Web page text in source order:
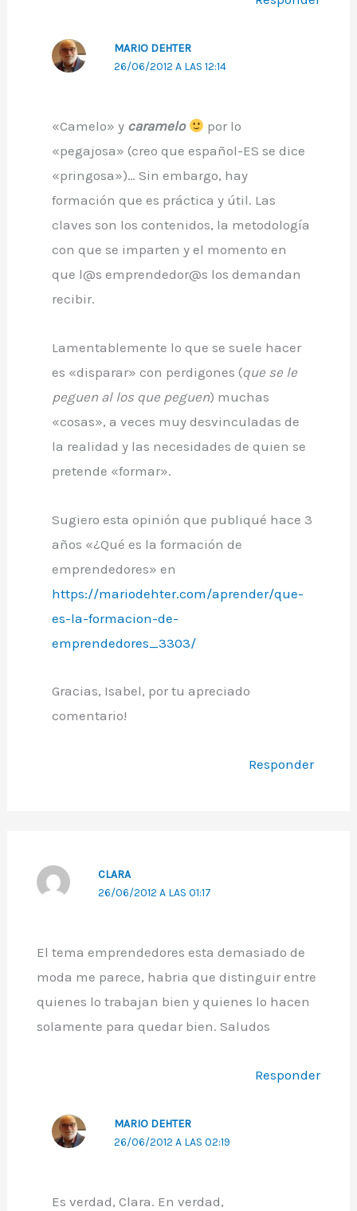
MARIO DEHTER
26/06/2012 A LAS 12:14
«Camelo» y caramelo
por lo
«pegajosa» (creo que español-ES se dice
«pringosa»)… Sin embargo, hay
formación que es práctica y útil. Las
claves son los contenidos, la metodología
con que se imparten y el momento en
que l@s emprendedor@s los demandan
recibir.
Lamentablemente lo que se suele hacer
es «disparar» con perdigones (que se le
peguen al los que peguen) muchas
«cosas», a veces muy desvinculadas de
la realidad y las necesidades de quien se
pretende «formar».
Sugiero esta opinión que publiqué hace 3
años «¿Qué es la formación de
emprendedores» en
https://mariodehter.com/aprender/que-
es-la-formacion-de-
emprendedores_3303/
Gracias, Isabel, por tu apreciado
comentario!
Responder
CLARA
26/06/2012 A LAS 01:17
El tema emprendedores esta demasiado de
moda me parece, habria que distinguir entre
quienes lo trabajan bien y quienes lo hacen
solamente para quedar bien. Saludos
Responder
MARIO DEHTER
26/06/2012 A LAS 02:19
Es verdad, Clara. En verdad,